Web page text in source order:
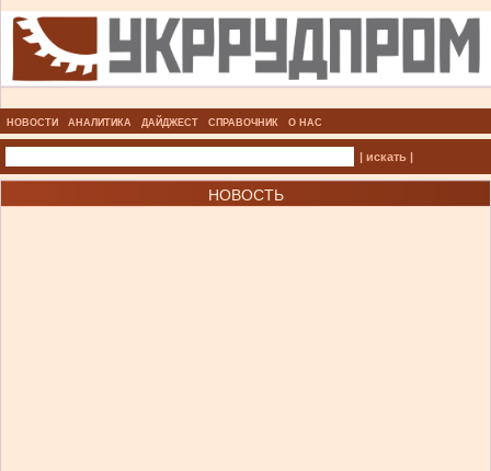
НОВОСТИ АНАЛИТИКА ДАЙДЖЕСТ СПРАВОЧНИК О НАС
| искать |
НОВОСТЬ